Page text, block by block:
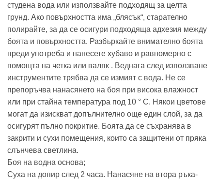
студена вода или използвайте подходящ за целта
грунд. Ако повърхността има „блясък“, старателно
полирайте, за да се осигури подходяща адхезия между
боята и повърхността. Разбъркайте внимателно боята
преди употреба и нанесете хубаво и равномерно с
помощта на четка или валяк . Веднага след използване
инструментите трябва да се измият с вода. Не се
препоръчва нанасянето на боя при висока влажност
или при стайна температура под 10 ° C. Някои цветове
могат да изискват допълнително още един слой, за да
осигурят пълно покритие. Боята да се съхранява в
закрити и сухи помещения, които са защитени от пряка
слънчева светлина.
Боя на водна основа;
Суха на допир след 2 часа. Нанасяне на втора ръка-